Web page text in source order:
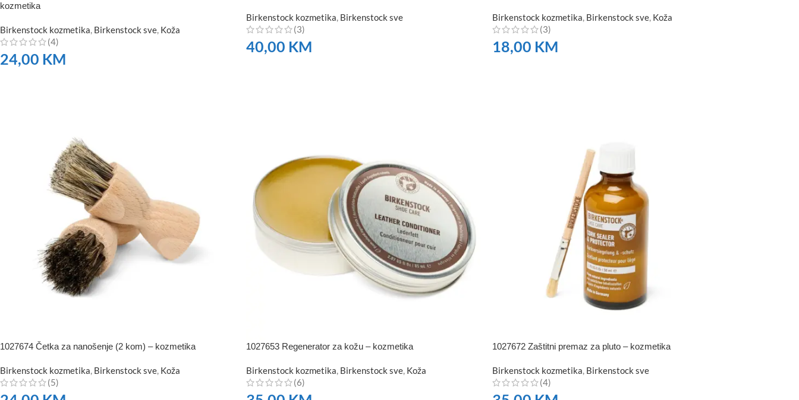
kozmetika
Birkenstock kozmetika, Birkenstock sve, Koža
(4)
24,00 KM
Birkenstock kozmetika, Birkenstock sve
(3)
40,00 KM
Birkenstock kozmetika, Birkenstock sve, Koža
(3)
18,00 KM
1027674 Četka za nanošenje (2 kom) – kozmetika
Birkenstock kozmetika, Birkenstock sve, Koža
(5)
1027653 Regenerator za kožu – kozmetika
Birkenstock kozmetika, Birkenstock sve, Koža
(6)
1027672 Zaštitni premaz za pluto – kozmetika
Birkenstock kozmetika, Birkenstock sve
(4)